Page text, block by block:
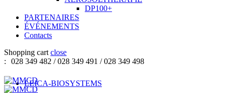
DP100+
PARTENAIRES
ÉVÉNEMENTS
Contacts
Shopping cart close
:
028 349 482 / 028 349 491 / 028 349 498
LEICA-BIOSYSTEMS